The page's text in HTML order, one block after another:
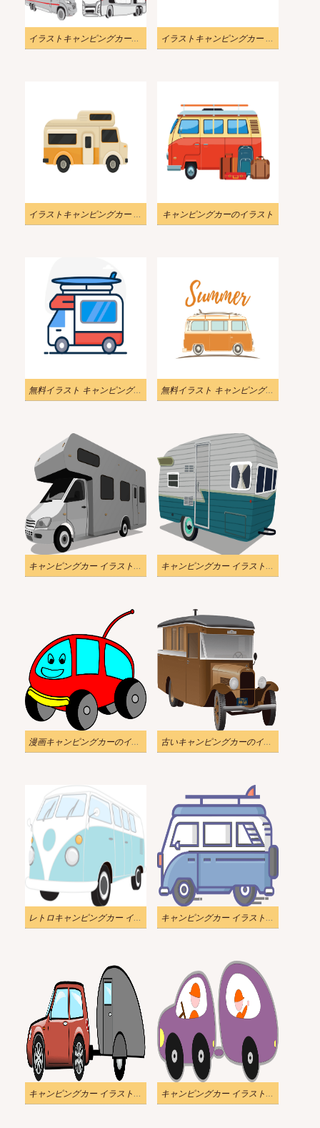
イラストキャンピングカーpng無料 イラストキャンピングカー PNG イメージ
イラストキャンピングカー PNG イメージ キャンピングカーのイラスト
無料イラスト キャンピングカー png 無料イラスト キャンピングカー
キャンピングカー イラスト透明1 キャンピングカー イラスト透明
漫画キャンピングカーのイラスト透明 古いキャンピングカーのイラスト透明
レトロキャンピングカー イラスト 無料 キャンピングカー イラスト透明4
キャンピングカー イラスト透明2 キャンピングカー イラスト透明3